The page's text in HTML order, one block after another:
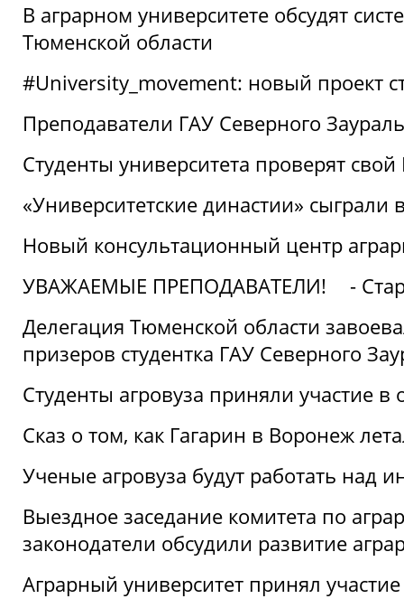
В аграрном университете обсудят
Тюменской области
#University_movement: новый проект
Преподаватели ГАУ Северного
Студенты университета проверят свой
«Университетские династии»
Новый консультационный центр
УВАЖАЕМЫЕ ПРЕПОДАВАТЕЛИ!
-
Делегация Тюменской области
призеров студентка ГАУ Северного
Студенты агровуза приняли участие в
Сказ о том, как Гагарин в Воронеж
Ученые агровуза будут работать над
Выездное заседание комитета по
законодатели обсудили развитие
Аграрный университет принял